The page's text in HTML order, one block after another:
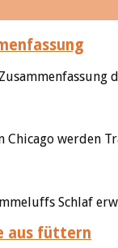
Chicago werden
Schlaf
aus füttern